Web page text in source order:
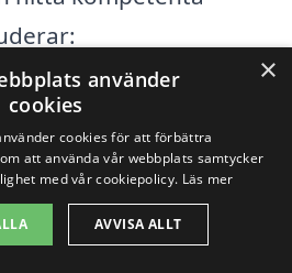
×
använder
cookies
cookies för att förbättra
att använda vår webbplats samtycker
med vår cookiepolicy. Läs mer
AVVISA ALLT